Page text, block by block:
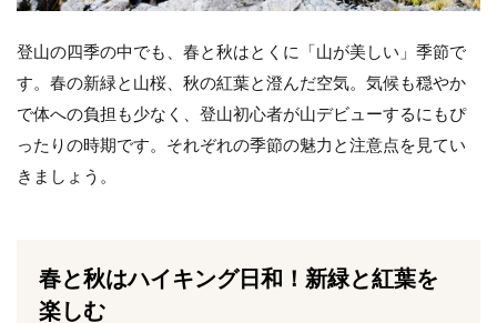
登山の四季の中でも、春と秋はとくに「山が美しい」季節で
す。春の新緑と山桜、秋の紅葉と澄んだ空気。気候も穏やか
で体への負担も少なく、登山初心者が山デビューするにもぴ
ったりの時期です。それぞれの季節の魅力と注意点を見てい
きましょう。
春と秋はハイキング日和！新緑と紅葉を
楽しむ